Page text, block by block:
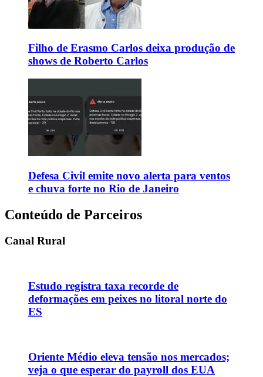
Filho de Erasmo Carlos deixa produção de
shows de Roberto Carlos
Defesa Civil emite novo alerta para ventos
e chuva forte no Rio de Janeiro
Conteúdo de Parceiros
Canal Rural
Estudo registra taxa recorde de
deformações em peixes no litoral norte do
ES
Oriente Médio eleva tensão nos mercados;
veja o que esperar do payroll dos EUA